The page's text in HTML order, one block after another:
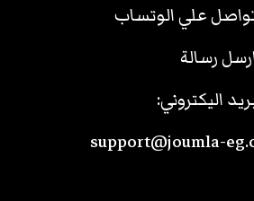
علي الوتساب
رسالة
اليكتروني:
support@joumla-